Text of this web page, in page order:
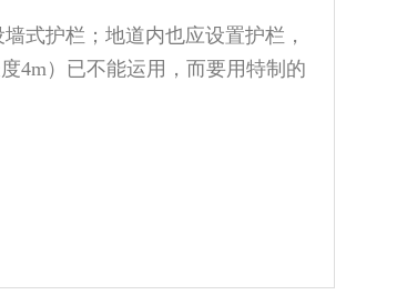
式护栏；地道内也应设置护栏，
4m）已不能运用，而要用特制的